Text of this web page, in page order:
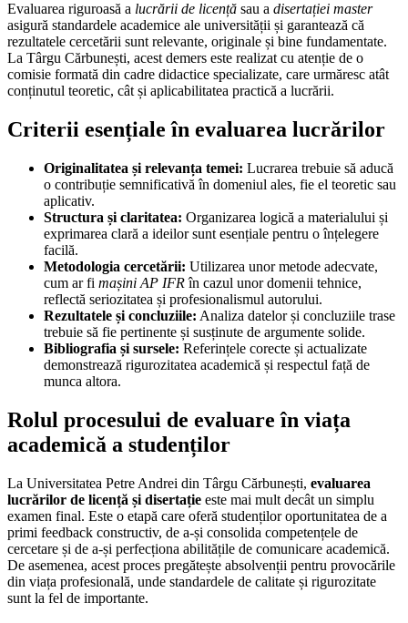
Evaluarea riguroasă a lucrării de licență sau a disertației master
asigură standardele academice ale universității și garantează că
rezultatele cercetării sunt relevante, originale și bine fundamentate.
La Târgu Cărbunești, acest demers este realizat cu atenție de o
comisie formată din cadre didactice specializate, care urmăresc atât
conținutul teoretic, cât și aplicabilitatea practică a lucrării.
Criterii esențiale în evaluarea lucrărilor
Originalitatea și relevanța temei: Lucrarea trebuie să aducă
o contribuție semnificativă în domeniul ales, fie el teoretic sau
aplicativ.
Structura și claritatea: Organizarea logică a materialului și
exprimarea clară a ideilor sunt esențiale pentru o înțelegere
facilă.
Metodologia cercetării: Utilizarea unor metode adecvate,
cum ar fi mașini AP IFRîn cazul unor domenii tehnice,
reflectă seriozitatea și profesionalismul autorului.
Rezultatele și concluziile: Analiza datelor și concluziile trase
trebuie să fie pertinente și susținute de argumente solide.
Bibliografia și sursele: Referințele corecte și actualizate
demonstrează rigurozitatea academică și respectul față de
munca altora.
Rolul procesului de evaluare în viața
academică a studenților
La Universitatea Petre Andrei din Târgu Cărbunești, evaluarea
lucrărilor de licență și disertație este mai mult decât un simplu
examen final. Este o etapă care oferă studenților oportunitatea de a
primi feedback constructiv, de a-și consolida competențele de
cercetare și de a-și perfecționa abilitățile de comunicare academică.
De asemenea, acest proces pregătește absolvenții pentru provocările
din viața profesională, unde standardele de calitate și rigurozitate
sunt la fel de importante.